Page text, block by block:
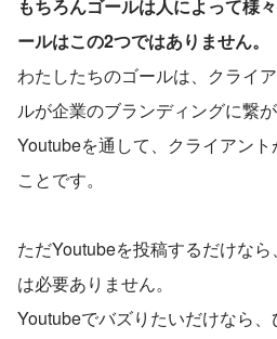
もちろんゴールは人によって様
ールはこの2つではありません。
わたしたちのゴールは、クライ
ルが企業のブランディングに繋が
Youtubeを通して、クライアン
ことです。
ただYoutubeを投稿するだけな
は必要ありません。
Youtubeでバズりたいだけなら